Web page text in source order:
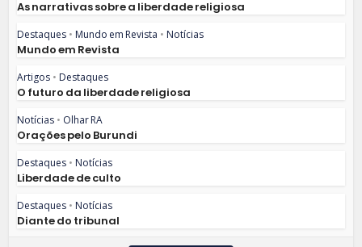
As narrativas sobre a liberdade religiosa
Destaques • Mundo em Revista • Notícias
Mundo em Revista
Artigos • Destaques
O futuro da liberdade religiosa
Notícias • Olhar RA
Orações pelo Burundi
Destaques • Notícias
Liberdade de culto
Destaques • Notícias
Diante do tribunal